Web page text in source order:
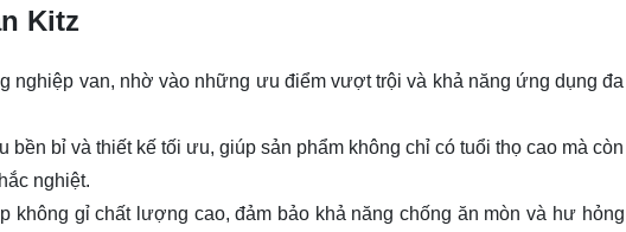
Kitz
nghiệp van, nhờ vào những ưu điểm vượt trội và khả năng ứng dụng đa
bỉ và thiết kế tối ưu, giúp sản phẩm không chỉ có tuổi thọ cao mà còn
nghiệt.
không gỉ chất lượng cao, đảm bảo khả năng chống ăn mòn và hư hỏng